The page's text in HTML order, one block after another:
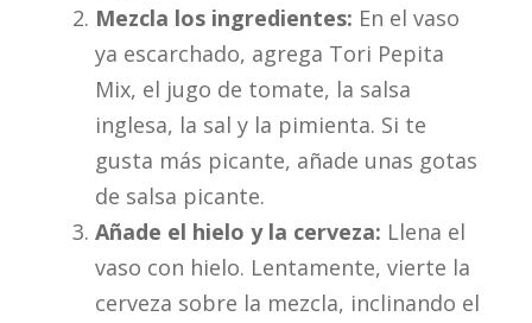
Mezcla los ingredientes: En el vaso
ya escarchado, agrega Tori Pepita
Mix, el jugo de tomate, la salsa
inglesa, la sal y la pimienta. Si te
gusta más picante, añade unas gotas
de salsa picante.
Añade el hielo y la cerveza: Llena el
vaso con hielo. Lentamente, vierte la
cerveza sobre la mezcla, inclinando el